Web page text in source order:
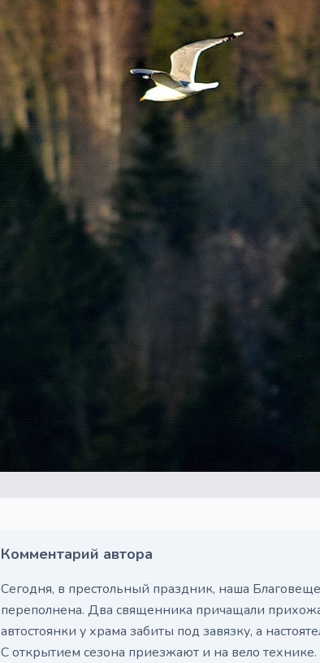
Комментарий автора
Сегодня, в престольный праздник, наша
переполнена. Два священника причащали
автостоянки у храма забиты под завязку, а
С открытием сезона приезжают и на вело технике.